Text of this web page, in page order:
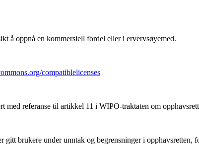
å oppnå en kommersiell fordel eller i ervervsøyemed.
compatiblelicenses
referanse til artikkel 11 i WIPO-traktaten om
brukere under unntak og begrensninger i opphavsretten,